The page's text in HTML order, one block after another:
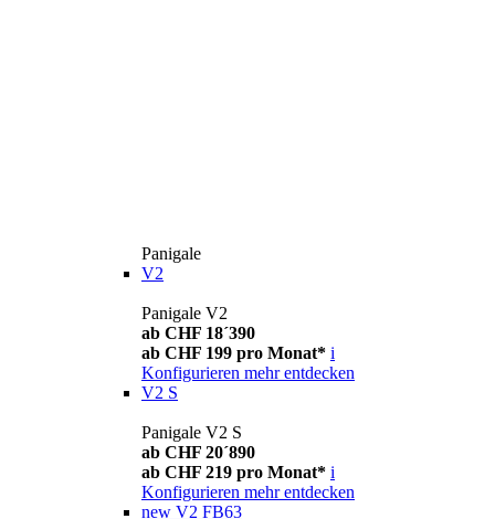
Panigale
V2
Panigale V2
ab CHF 18´390
ab CHF 199 pro Monat* i
Konfigurieren mehr entdecken
V2 S
Panigale V2 S
ab CHF 20´890
ab CHF 219 pro Monat* i
Konfigurieren mehr entdecken
new V2 FB63